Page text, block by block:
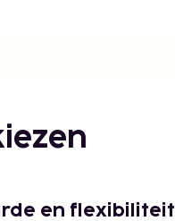
en flexibiliteit